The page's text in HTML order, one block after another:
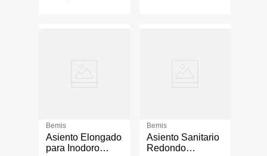
Bemis
Asiento Elongado
para Inodoro
Bemis
Asiento Sanitario
Redondo